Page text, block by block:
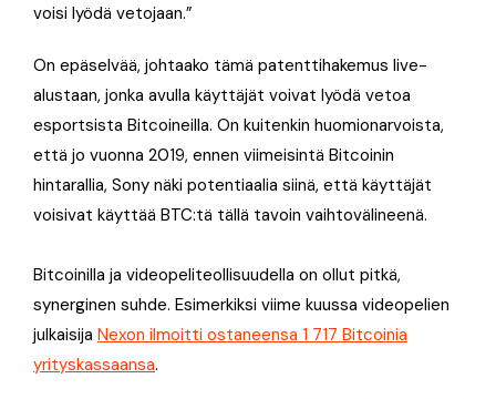
voisi lyödä vetojaan.”
On epäselvää, johtaako tämä patenttihakemus live-
alustaan, jonka avulla käyttäjät voivat lyödä vetoa
esportsista Bitcoineilla. On kuitenkin huomionarvoista,
että jo vuonna 2019, ennen viimeisintä Bitcoinin
hintarallia, Sony näki potentiaalia siinä, että käyttäjät
voisivat käyttää BTC:tä tällä tavoin vaihtovälineenä.
Bitcoinilla ja videopeliteollisuudella on ollut pitkä,
synerginen suhde. Esimerkiksi viime kuussa videopelien
julkaisija Nexon ilmoitti ostaneensa 1 717 Bitcoinia
yrityskassaansa.